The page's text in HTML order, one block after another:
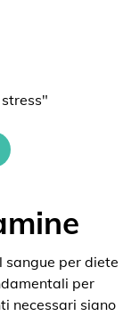
per diete
per
necessari siano